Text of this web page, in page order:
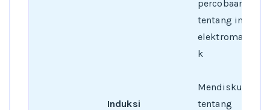
Induksi
percobaan
tentang induksi
elektromagneti
k
Mendiskusikan
tentang